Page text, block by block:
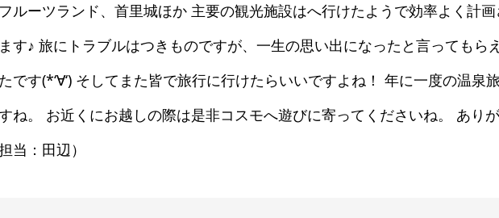
ルーツランド、首里城ほか 主要の観光施設はへ行けたようで効率よく計
す♪ 旅にトラブルはつきものですが、一生の思い出になったと言ってもら
です(*‘∀‘) そしてまた皆で旅行に行けたらいいですよね！ 年に一度の温泉
ね。 お近くにお越しの際は是非コスモへ遊びに寄ってくださいね。 あり
担当：田辺）